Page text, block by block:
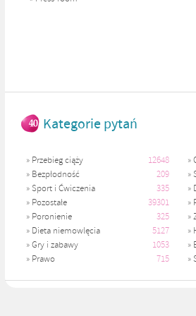
Kategorie pytań
» Przebieg ciąży 12648 »
» Bezpłodność 209 »
»Sport i Ćwiczenia 335 »
» Pozostałe 39301 »
» Poronienie 325 »
» Dieta niemowlęcia 5127 »
»Gry i zabawy 1053 »
» Prawo 715 »